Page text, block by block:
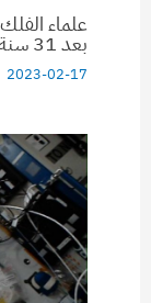
علماء
بعد 31 سنة ضوئية
2023-02-17